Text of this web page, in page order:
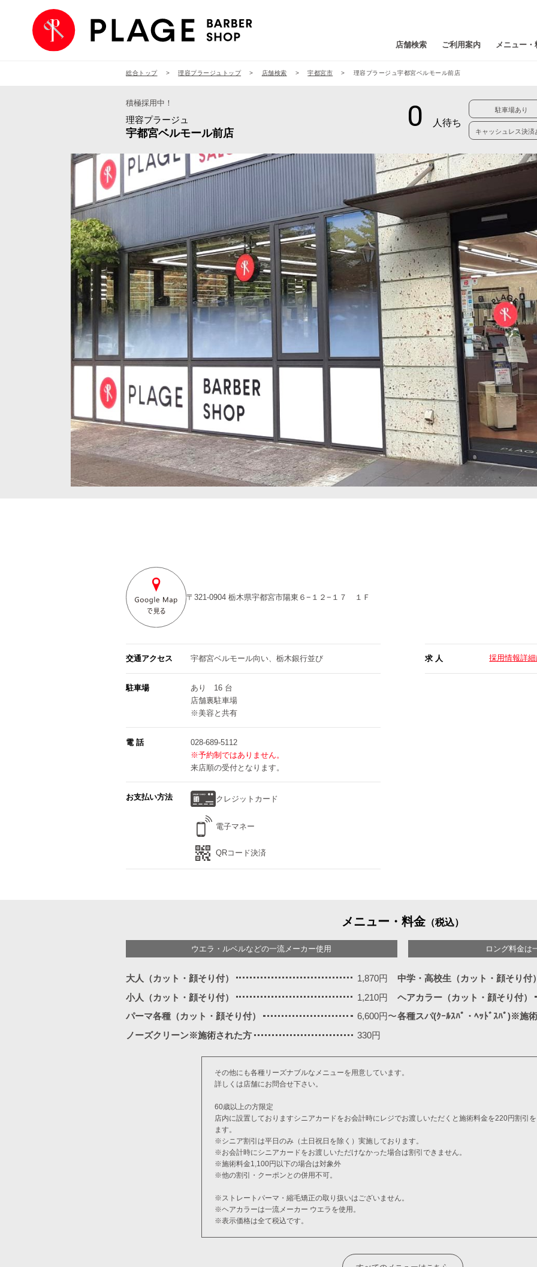
店舗検索 ご利用案内 メニュー・
総合トップ 理容プラージュトップ 店舗検索 宇都宮市 理容プラージュ宇都宮ベルモール前店
積極採用中！
理容プラージュ
宇都宮ベルモール前店
駐車場あり
キャッシュレス決済
〒321-0904 栃木県宇都宮市陽東６−１２−１７ １Ｆ
交通アクセス 宇都宮ベルモール向い、栃木銀行並び
駐車場
あり 16 台
店舗裏駐車場
※美容と共有
電 話
028-689-5112
※予約制ではありません。
来店順の受付となります。
お支払い方法 クレジットカード
電子マネー
QRコード決済
求 人 採用情報詳
メニュー・料金（税込）
ウエラ・ルベルなどの一流メーカー使用 ロング料金は
大人（カット・顔そり付） 1,870円 中学・高校生（カット・顔そり付）
小人（カット・顔そり付）
1,210円 ヘアカラー（カット・顔そり付）
パーマ各種（カット・顔そり付）
6,600円〜各種スパ(ｸｰﾙｽﾊﾟ・ﾍｯﾄﾞｽﾊﾟ)※施
ノーズクリーン※施術された方
330円
その他にも各種リーズナブルなメニューを用意しています。
詳しくは店舗にお問合せ下さい。
60歳以上の方限定
店内に設置しておりますシニアカードをお会計時にレジでお渡しいただくと施術料金を220円割引
ます。
※シニア割引は平日のみ（土日祝日を除く）実施しております。
※お会計時にシニアカードをお渡しいただけなかった場合は割引できません。
※施術料金1,100円以下の場合は対象外
※他の割引・クーポンとの併用不可。
※ストレートパーマ・縮毛矯正の取り扱いはございません。
※ヘアカラーは一流メーカー ウエラを使用。
※表示価格は全て税込です。